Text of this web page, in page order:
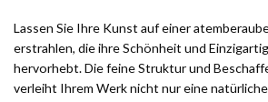
Lassen Sie Ihre Kunst auf einer
erstrahlen, die ihre Schönheit und
hervorhebt. Die feine Struktur und
verleiht Ihrem Werk nicht nur eine